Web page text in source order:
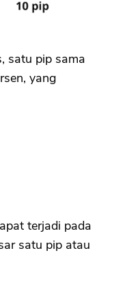
satu pip sama
yang
terjadi pada
satu pip atau